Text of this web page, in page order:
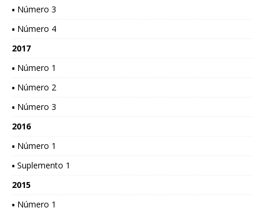
▪ Número 3
▪ Número 4
2017
▪ Número 1
▪ Número 2
▪ Número 3
2016
▪ Número 1
▪ Suplemento 1
2015
▪ Número 1